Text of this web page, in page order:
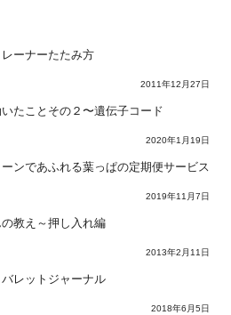
ーナーたたみ方
2011年12月27日
たことその２〜遺伝子コード
2020年1月19日
ンであふれる葉っぱの定期便サービス
2019年11月7日
教え～押し入れ編
2013年2月11日
レットジャーナル
2018年6月5日